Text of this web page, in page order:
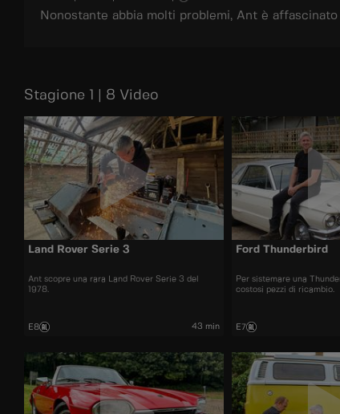
Nonostante abbia molti problemi, Ant è affascinato
Stagione 1 | 8 Video
Land Rover Serie 3
Ant scopre una rara Land Rover Serie 3 del
1978.
E8 43 min
Ford Thunderbird
Per sistemare una
costosi pezzi di ricambio.
E7